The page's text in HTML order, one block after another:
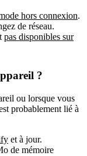
hors connexion.
de réseau.
pas disponibles sur
?
ou lorsque vous
probablement lié à
et à jour.
de mémoire